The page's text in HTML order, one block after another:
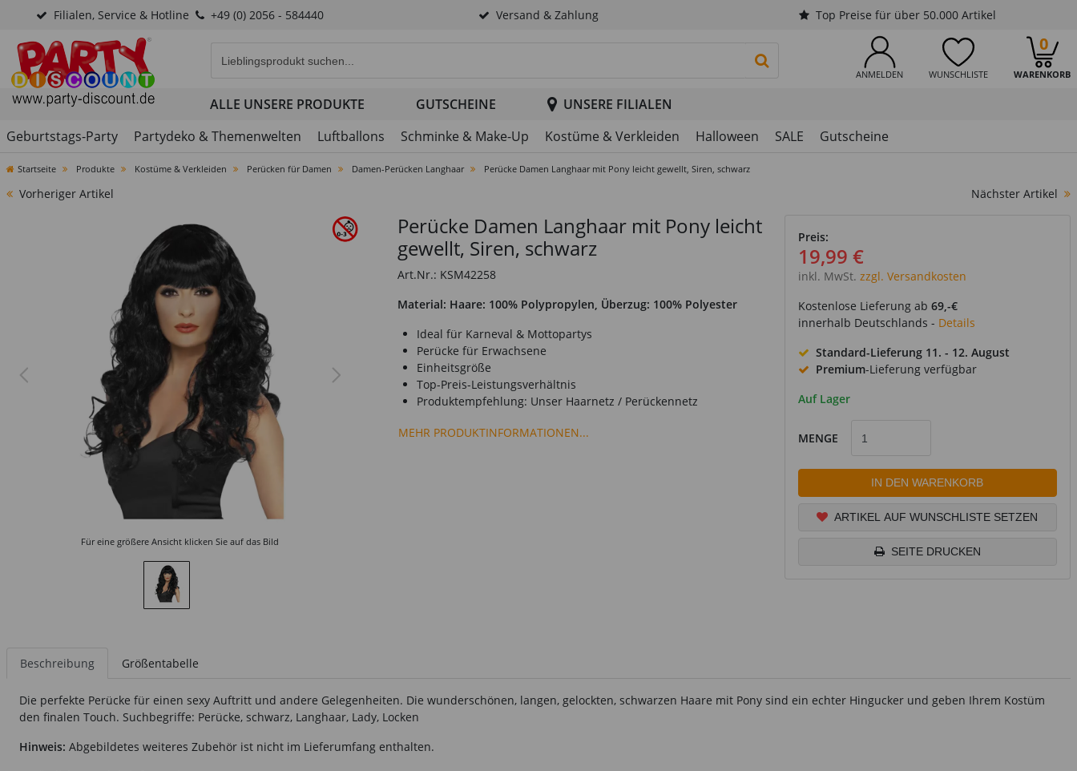
Filialen, Service & Hotline +49 (0) 2056 - 584440 Versand & Zahlung Top Preise für über 50.000 Artikel
ANMELDEN WUNSCHLISTE WARENKORB
0
PRODUKTSUCHE STARTEN
ALLE UNSERE PRODUKTE GUTSCHEINE
UNSERE FILIALEN
Geburtstags-Party
Partydeko & Themenwelten Luftballons Schminke & Make-Up Kostüme & Verkleiden Halloween SALE Gutscheine
Startseite Produkte Kostüme & Verkleiden Perücken für Damen Damen-Perücken Langhaar Perücke Damen Langhaar mit Pony leicht gewellt, Siren, schwarz
Vorheriger Artikel Nächster Artikel
Für eine größere Ansicht klicken Sie auf das Bild
Perücke Damen Langhaar mit Pony leicht
gewellt, Siren, schwarz
Art.Nr.: KSM42258
Material: Haare: 100% Polypropylen, Überzug: 100% Polyester
Ideal für Karneval & Mottopartys
Perücke für Erwachsene
Einheitsgröße
Top-Preis-Leistungsverhältnis
Produktempfehlung: Unser Haarnetz / Perückennetz
MEHR PRODUKTINFORMATIONEN...
Preis:
19,99 €
inkl. MwSt. zzgl. Versandkosten
Kostenlose Lieferung ab 69,-€
innerhalb Deutschlands - Details
Standard-Lieferung 11. - 12. August
Premium-Lieferung verfügbar
Auf Lager
MENGE
IN DEN WARENKORB
ARTIKEL AUF WUNSCHLISTE SETZEN
SEITE DRUCKEN
Beschreibung Größentabelle
Die perfekte Perücke für einen sexy Auftritt und andere Gelegenheiten. Die wunderschönen, langen, gelockten, schwarzen Haare mit Pony sind ein echter Hingucker und geben Ihrem Kostüm
den finalen Touch. Suchbegriffe: Perücke, schwarz, Langhaar, Lady, Locken
Hinweis: Abgebildetes weiteres Zubehör ist nicht im Lieferumfang enthalten.